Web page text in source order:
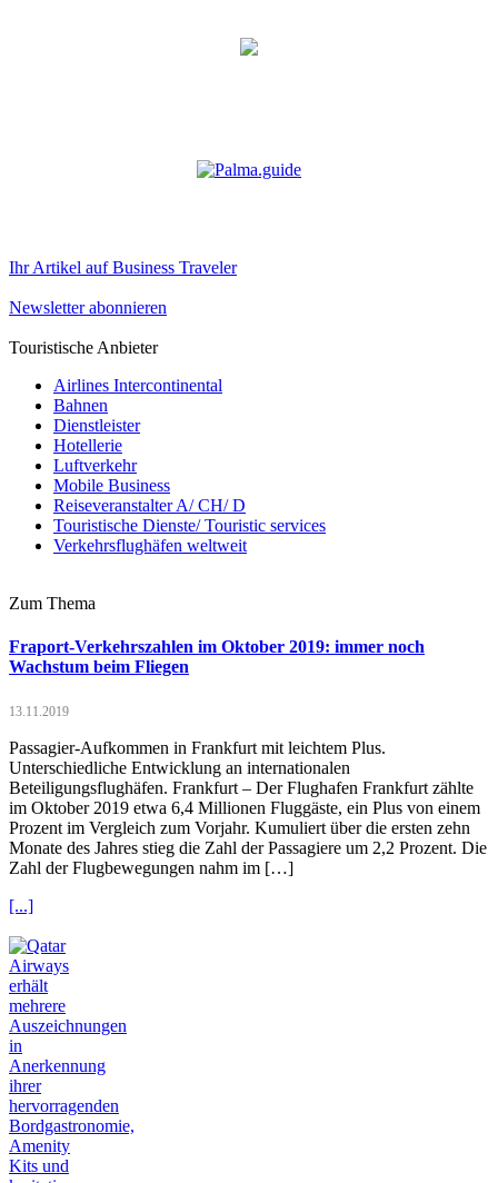
Ihr Artikel auf Business Traveler
Newsletter abonnieren
Touristische Anbieter
Airlines Intercontinental
Bahnen
Dienstleister
Hotellerie
Luftverkehr
Mobile Business
Reiseveranstalter A/ CH/ D
Touristische Dienste/ Touristic services
Verkehrsflughäfen weltweit
Zum Thema
Fraport-Verkehrszahlen im Oktober 2019: immer noch
Wachstum beim Fliegen
13.11.2019
Passagier-Aufkommen in Frankfurt mit leichtem Plus.
Unterschiedliche Entwicklung an internationalen
Beteiligungsflughäfen. Frankfurt – Der Flughafen Frankfurt zählte
im Oktober 2019 etwa 6,4 Millionen Fluggäste, ein Plus von einem
Prozent im Vergleich zum Vorjahr. Kumuliert über die ersten zehn
Monate des Jahres stieg die Zahl der Passagiere um 2,2 Prozent. Die
Zahl der Flugbewegungen nahm im […]
[...]